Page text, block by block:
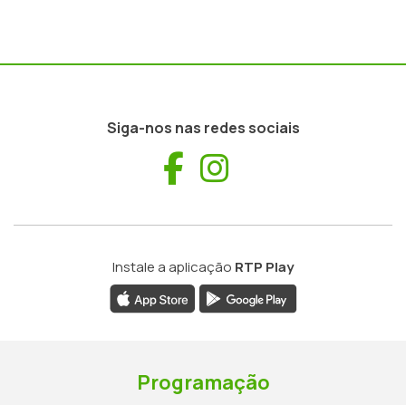
Siga-nos nas redes sociais
Facebook
Instale a aplicação RTP Play
Programação